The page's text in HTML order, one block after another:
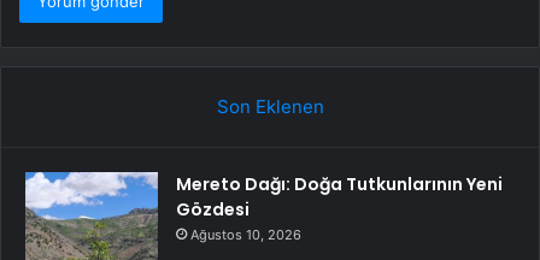
Son Eklenen
Mereto Dağı: Doğa Tutkunlarının Yeni
Gözdesi
Ağustos 10, 2026